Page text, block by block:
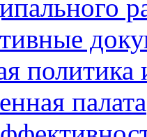
политика
палата